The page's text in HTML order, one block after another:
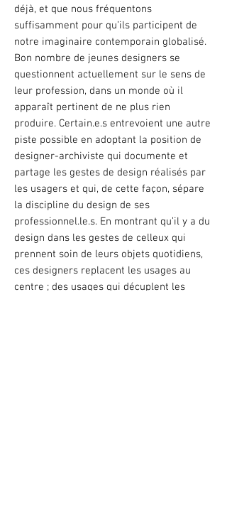
déjà, et que nous fréquentons
suffisamment pour qu’ils participent de
notre imaginaire contemporain globalisé.
Bon nombre de jeunes designers se
questionnent actuellement sur le sens de
leur profession, dans un monde où il
apparaît pertinent de ne plus rien
produire. Certain.e.s entrevoient une autre
piste possible en adoptant la position de
designer-archiviste qui documente et
partage les gestes de design réalisés par
les usagers et qui, de cette façon, sépare
la discipline du design de ses
professionnel.le.s. En montrant qu’il y a du
design dans les gestes de celleux qui
prennent soin de leurs objets quotidiens,
ces designers replacent les usages au
centre ; des usages qui décuplent les